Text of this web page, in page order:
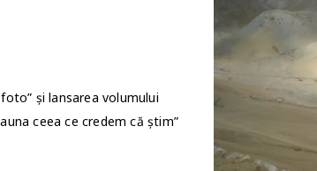
și lansarea volumului
ceea ce credem că știm”